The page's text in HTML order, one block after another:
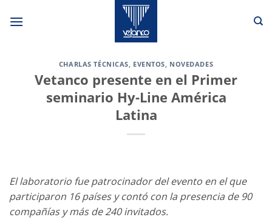
CHARLAS TÉCNICAS, EVENTOS, NOVEDADES
Vetanco presente en el Primer
seminario Hy-Line América
Latina
El laboratorio fue patrocinador del evento en el que
participaron 16 países y contó con la presencia de 90
compañías y más de 240 invitados.